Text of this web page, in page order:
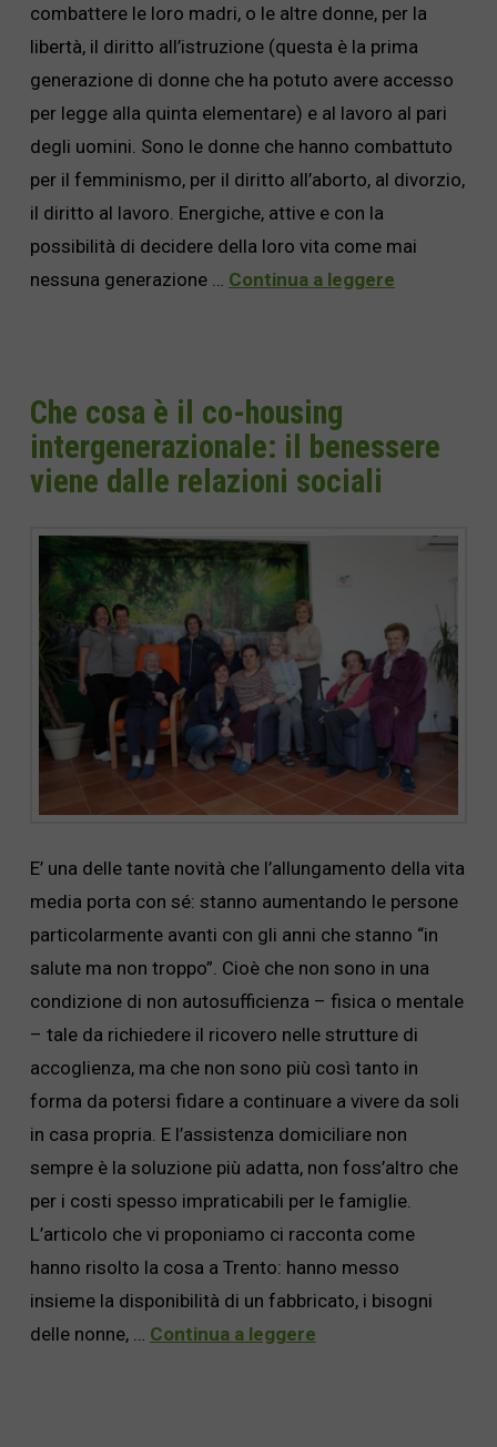
combattere le loro madri, o le altre donne, per la
libertà, il diritto all’istruzione (questa è la prima
generazione di donne che ha potuto avere accesso
per legge alla quinta elementare) e al lavoro al pari
degli uomini. Sono le donne che hanno combattuto
per il femminismo, per il diritto all’aborto, al divorzio,
il diritto al lavoro. Energiche, attive e con la
possibilità di decidere della loro vita come mai
nessuna generazione … Continua a leggere
Che cosa è il co-housing
intergenerazionale: il benessere
viene dalle relazioni sociali
E’ una delle tante novità che l’allungamento della vita
media porta con sé: stanno aumentando le persone
particolarmente avanti con gli anni che stanno “in
salute ma non troppo”. Cioè che non sono in una
condizione di non autosufficienza – fisica o mentale
– tale da richiedere il ricovero nelle strutture di
accoglienza, ma che non sono più così tanto in
forma da potersi fidare a continuare a vivere da soli
in casa propria. E l’assistenza domiciliare non
sempre è la soluzione più adatta, non foss’altro che
per i costi spesso impraticabili per le famiglie.
L’articolo che vi proponiamo ci racconta come
hanno risolto la cosa a Trento: hanno messo
insieme la disponibilità di un fabbricato, i bisogni
delle nonne, … Continua a leggere